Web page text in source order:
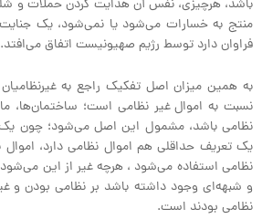
باشد، هرچیزی، نفس آن هدایت کردن حملات و
منتج به خسارات می‌شود یا نمی‌شود، یک
فراوان دارد توسط رژیم صهیونیست اتفاق می‌افتد.
به همین میزان اصل تفکیک راجع به
نسبت به اموال غیر نظامی است؛ ساختمان‌ها،
نظامی باشد، مشمول این اصل می‌شود؛ چون
یک تعریف حداقلی هم اموال نظامی دارد، اموال
نظامی استفاده می‌شود ، هرچه غیر از این
و شبهه‌ای وجود داشته باشد بر نظامی بودن و
نظامی بودند است.